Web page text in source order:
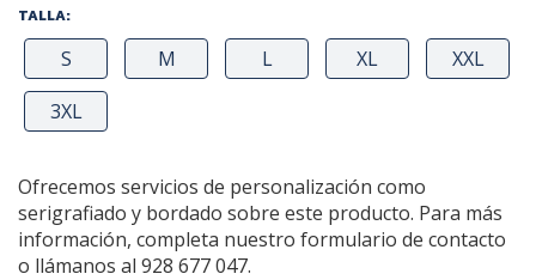
TALLA:
S M L XL
XXL
3XL
Ofrecemos servicios de personalización como
serigrafiado y bordado sobre este producto. Para más
información, completa nuestro formulario de contacto
o llámanos al 928 677 047.